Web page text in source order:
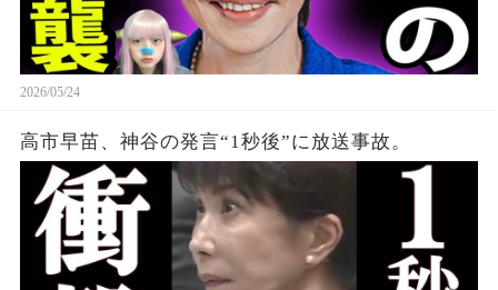
2026/05/24
高市早苗、神谷の発言“1秒後”に放送事故。